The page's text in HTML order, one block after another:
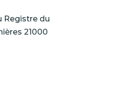
Registre du
21000